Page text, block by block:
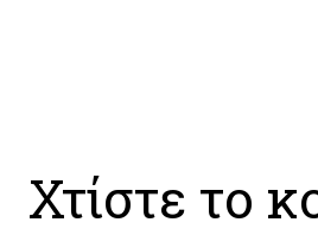
Χτίστε το